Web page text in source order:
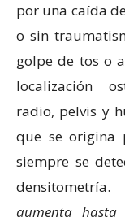
por una caída
o sin
golpe de tos o
localización
radio, pelvis y
que se origina
siempre se
densitometría.
aumenta